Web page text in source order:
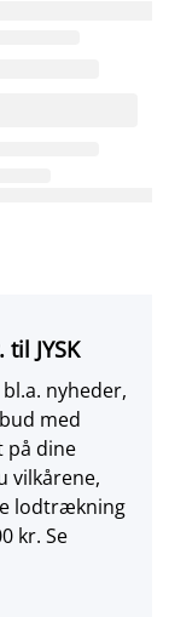
JYSK
nyheder,
med
på dine
vilkårene,
lodtrækning
kr. Se